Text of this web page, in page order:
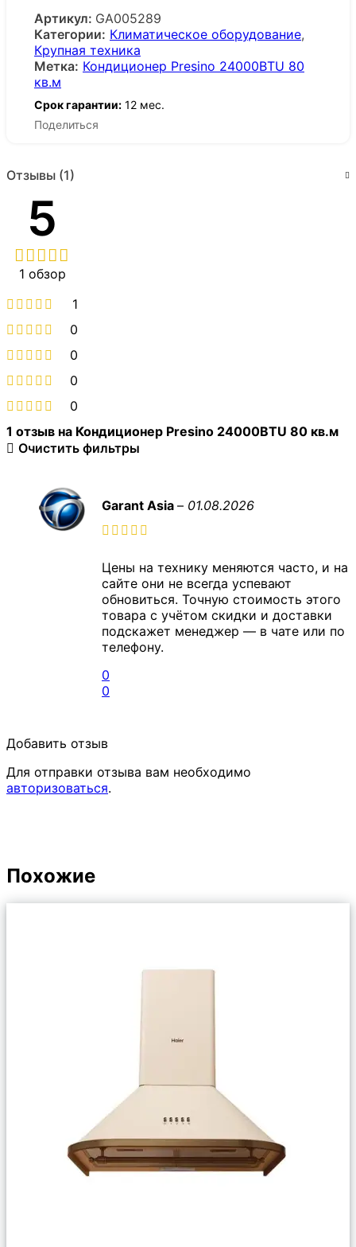
Артикул: GA005289
Категории: Климатическое оборудование,
Крупная техника
Метка: Кондиционер Presino 24000BTU 80
кв.м
Срок гарантии: 12 мес.
Поделиться
Отзывы (1)
5
1 обзор
1
0
0
0
0
1 отзыв на Кондиционер Presino 24000BTU 80 кв.м
Очистить фильтры
Garant Asia – 01.08.2026
Цены на технику меняются часто, и на
сайте они не всегда успевают
обновиться. Точную стоимость этого
товара с учётом скидки и доставки
подскажет менеджер — в чате или по
телефону.
0
0
Добавить отзыв
Для отправки отзыва вам необходимо
авторизоваться.
Похожие